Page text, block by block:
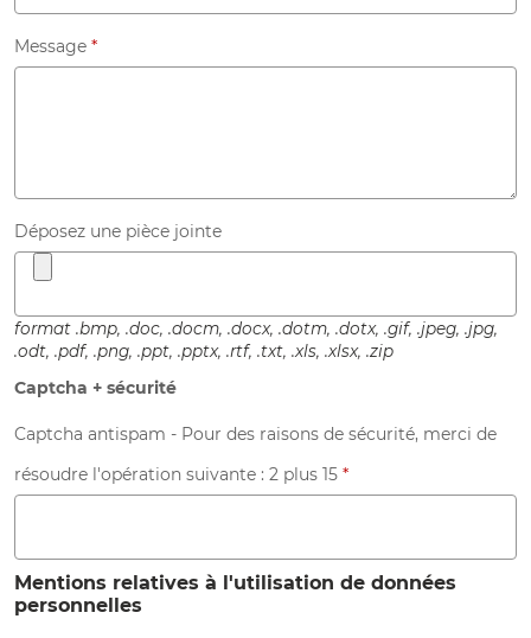
Message *
Déposez une pièce jointe
format .bmp, .doc, .docm, .docx, .dotm, .dotx, .gif, .jpeg, .jpg,
.odt, .pdf, .png, .ppt, .pptx, .rtf, .txt, .xls, .xlsx, .zip
Captcha + sécurité
Captcha antispam - Pour des raisons de sécurité, merci de
résoudre l'opération suivante :
2 plus 15 *
Mentions relatives à l'utilisation de données
personnelles